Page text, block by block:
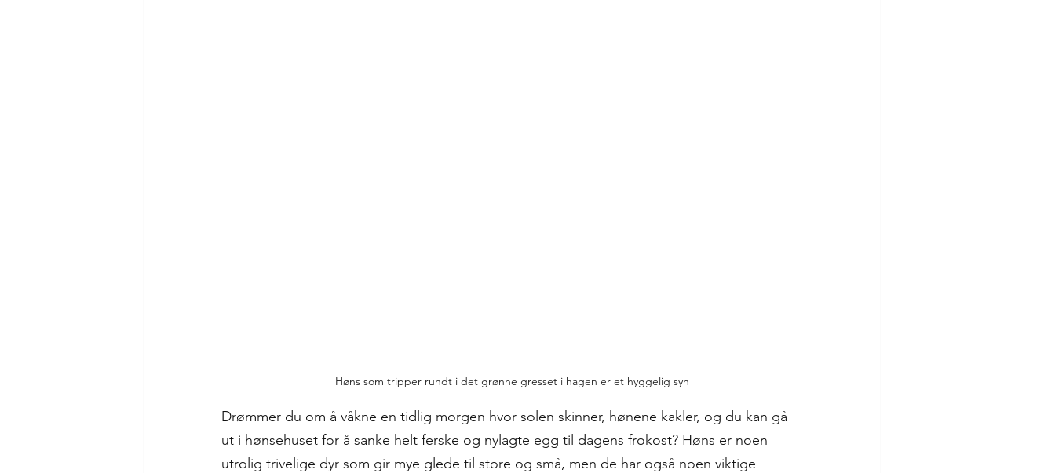
Høns som tripper rundt i det grønne gresset i hagen er et hyggelig syn
Drømmer du om å våkne en tidlig morgen hvor solen skinner, hønene kakler, og du kan gå
ut i hønsehuset for å sanke helt ferske og nylagte egg til dagens frokost? Høns er noen
utrolig trivelige dyr som gir mye glede til store og små, men de har også noen viktige